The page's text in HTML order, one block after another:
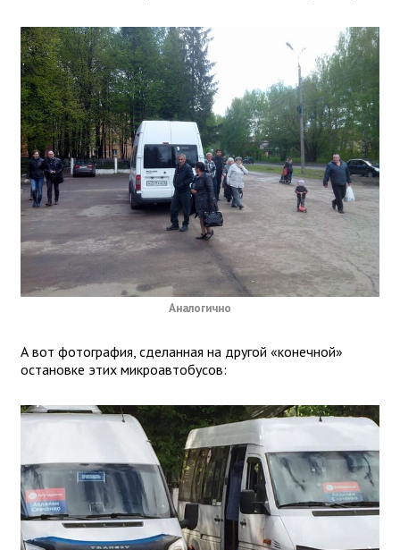
Аналогично
А вот фотография, сделанная на другой «конечной»
остановке этих микроавтобусов: